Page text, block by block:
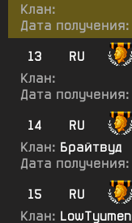
Клан:
Дата получения:
13
RU
Клан:
Дата получения:
14
RU
Клан: Брайтвуд
Дата получения:
15
RU
Клан: LowTyumen